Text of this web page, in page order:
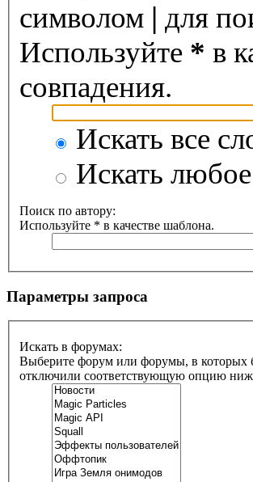
символом | для
Используйте * в
совпадения.
Искать все
Искать
Поиск по автору:
Используйте * в качестве шаблона.
Параметры запроса
Искать в форумах:
Выберите форум или форумы, в которых
отключили соответствующую опцию